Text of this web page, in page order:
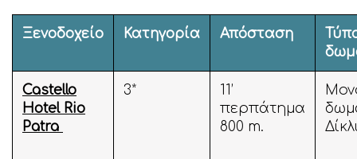
Ξενοδοχείο Κατηγορία Απόσταση
Castello
Hotel Rio
Patra
3*
11’
περπάτημα
800 m.